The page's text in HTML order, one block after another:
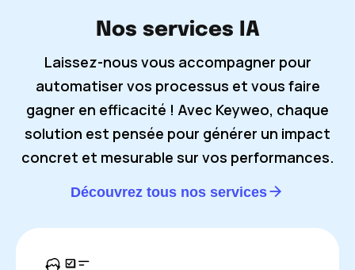
Nos services IA
Laissez-nous vous accompagner pour
automatiser vos processus et vous faire
gagner en efficacité ! Avec Keyweo, chaque
solution est pensée pour générer un impact
concret et mesurable sur vos performances.
Découvrez tous nos services